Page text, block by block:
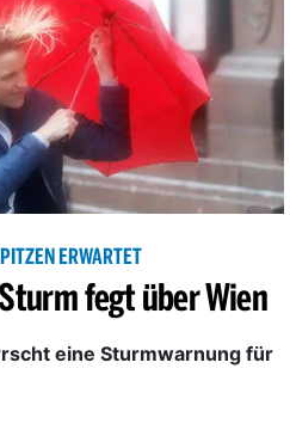
ERWARTET
fegt über Wien
eine Sturmwarnung für